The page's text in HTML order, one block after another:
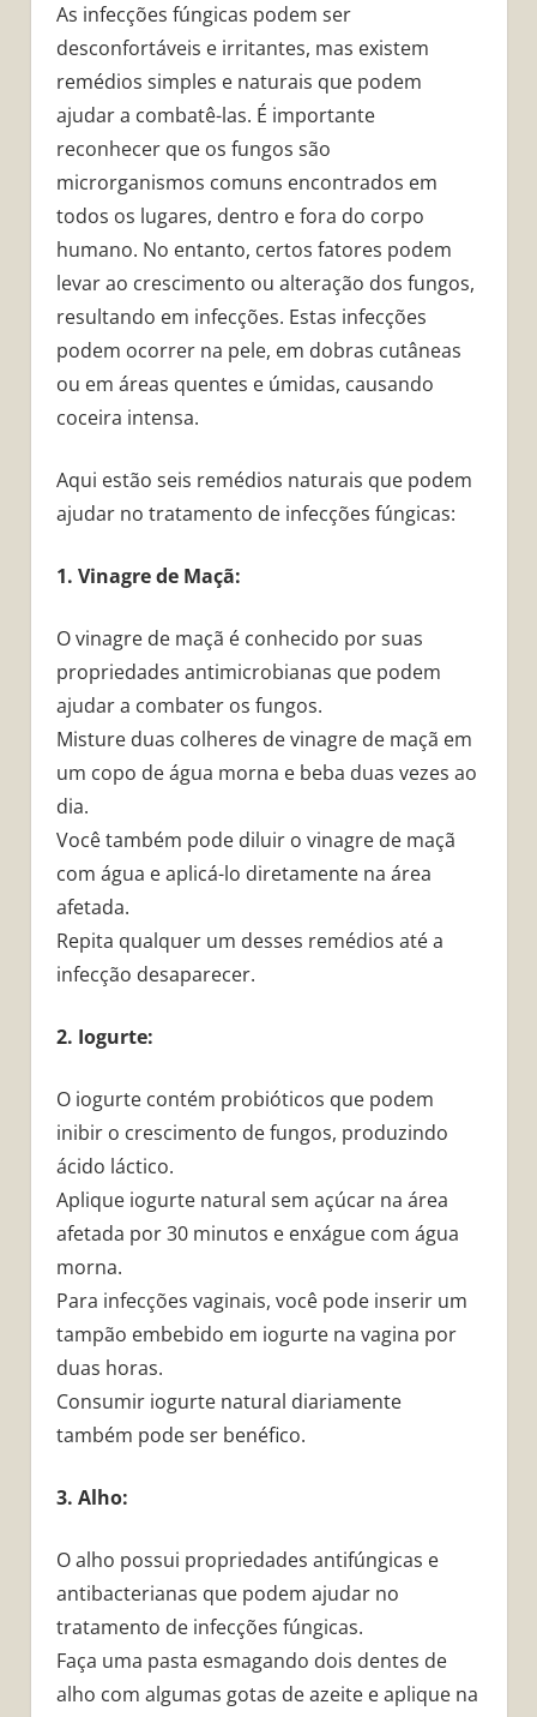
As infecções fúngicas podem ser
desconfortáveis ​​e irritantes, mas existem
remédios simples e naturais que podem
ajudar a combatê-las. É importante
reconhecer que os fungos são
microrganismos comuns encontrados em
todos os lugares, dentro e fora do corpo
humano. No entanto, certos fatores podem
levar ao crescimento ou alteração dos fungos,
resultando em infecções. Estas infecções
podem ocorrer na pele, em dobras cutâneas
ou em áreas quentes e úmidas, causando
coceira intensa.
Aqui estão seis remédios naturais que podem
ajudar no tratamento de infecções fúngicas:
1. Vinagre de Maçã:
O vinagre de maçã é conhecido por suas
propriedades antimicrobianas que podem
ajudar a combater os fungos.
Misture duas colheres de vinagre de maçã em
um copo de água morna e beba duas vezes ao
dia.
Você também pode diluir o vinagre de maçã
com água e aplicá-lo diretamente na área
afetada.
Repita qualquer um desses remédios até a
infecção desaparecer.
2. Iogurte:
O iogurte contém probióticos que podem
inibir o crescimento de fungos, produzindo
ácido láctico.
Aplique iogurte natural sem açúcar na área
afetada por 30 minutos e enxágue com água
morna.
Para infecções vaginais, você pode inserir um
tampão embebido em iogurte na vagina por
duas horas.
Consumir iogurte natural diariamente
também pode ser benéfico.
3. Alho:
O alho possui propriedades antifúngicas e
antibacterianas que podem ajudar no
tratamento de infecções fúngicas.
Faça uma pasta esmagando dois dentes de
alho com algumas gotas de azeite e aplique na